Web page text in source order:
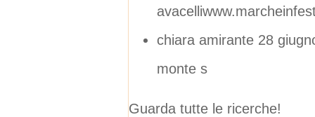
chiara amirante 28
monte s
Guarda tutte le ricerche!